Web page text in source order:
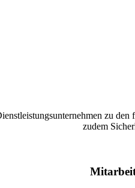
zu
zudem